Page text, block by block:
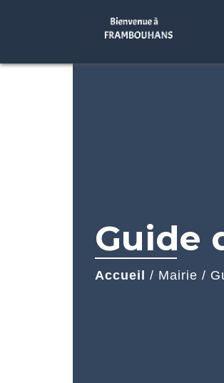
Guide
Accueil / Mairie /